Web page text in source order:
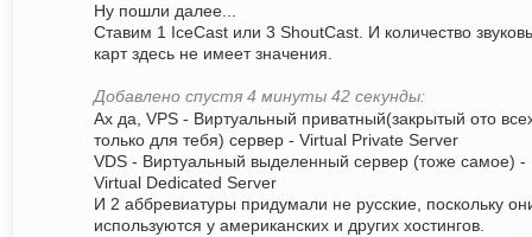
Ну пошли далее...
Ставим 1 IceCast или 3 ShoutCast. И количество
карт здесь не имеет значения.
Добавлено спустя 4 минуты 42 секунды:
Ах да, VPS - Виртуальный приватный(закрытый ото
только для тебя) сервер - Virtual Private Server
VDS - Виртуальный выделенный сервер (тоже самое) -
Virtual Dedicated Server
И 2 аббревиатуры придумали не русские, поскольку
используются у американских и других хостингов.